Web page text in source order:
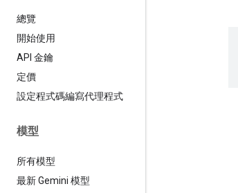
總覽
開始使用
API 金鑰
定價
設定程式碼編寫代理程式
模型
所有模型
最新 Gemini 模型